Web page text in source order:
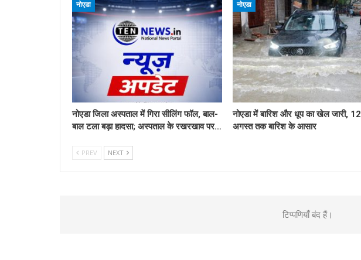
नोएडा
नोएडा जिला अस्पताल में गिरा सीलिंग फॉल, बाल-
बाल टला बड़ा हादसा; अस्पताल के रखरखाव पर…
नोएडा
नोएडा में बारिश और धूप का खेल जारी, 12
अगस्त तक बारिश के आसार
PREV NEXT
टिप्पणियाँ बंद हैं।